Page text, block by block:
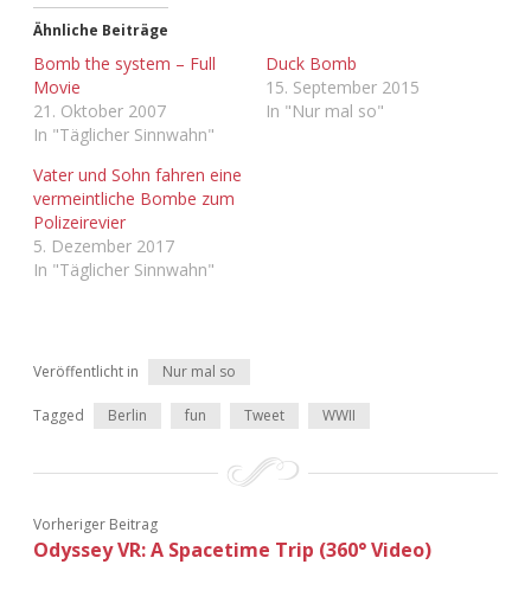
Ähnliche Beiträge
Bomb the system – Full
Movie
21. Oktober 2007
In "Täglicher Sinnwahn"
Duck Bomb
15. September 2015
In "Nur mal so"
Vater und Sohn fahren eine
vermeintliche Bombe zum
Polizeirevier
5. Dezember 2017
In "Täglicher Sinnwahn"
Veröffentlicht in Nur mal so
Tagged Berlin fun Tweet WWII
Vorheriger Beitrag
Odyssey VR: A Spacetime Trip (360° Video)